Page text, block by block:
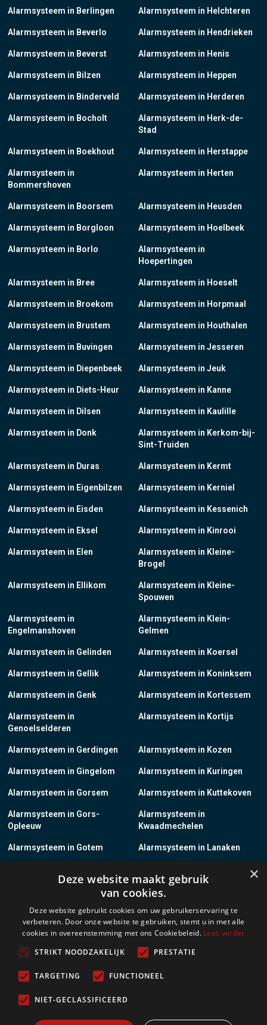
Alarmsysteem in Berlingen
Alarmsysteem in Beverlo
Alarmsysteem in Beverst
Alarmsysteem in Bilzen
Alarmsysteem in Binderveld
Alarmsysteem in Bocholt
Alarmsysteem in Boekhout
Alarmsysteem in
Bommershoven
Alarmsysteem in Boorsem
Alarmsysteem in Borgloon
Alarmsysteem in Borlo
Alarmsysteem in Bree
Alarmsysteem in Broekom
Alarmsysteem in Brustem
Alarmsysteem in Buvingen
Alarmsysteem in Diepenbeek
Alarmsysteem in Diets-Heur
Alarmsysteem in Dilsen
Alarmsysteem in Donk
Alarmsysteem in Duras
Alarmsysteem in Eigenbilzen
Alarmsysteem in Eisden
Alarmsysteem in Eksel
Alarmsysteem in Elen
Alarmsysteem in Ellikom
Alarmsysteem in
Engelmanshoven
Alarmsysteem in Gelinden
Alarmsysteem in Gellik
Alarmsysteem in Genk
Alarmsysteem in
Genoelselderen
Alarmsysteem in Gerdingen
Alarmsysteem in Gingelom
Alarmsysteem in Gorsem
Alarmsysteem in Gors-
Opleeuw
Alarmsysteem in Gotem
Alarmsysteem in Grote-
Brogel
Alarmsysteem in Grote-
Spouwen
Alarmsysteem in Helchteren
Alarmsysteem in Hendrieken
Alarmsysteem in Henis
Alarmsysteem in Heppen
Alarmsysteem in Herderen
Alarmsysteem in Herk-de-
Stad
Alarmsysteem in Herstappe
Alarmsysteem in Herten
Alarmsysteem in Heusden
Alarmsysteem in Hoelbeek
Alarmsysteem in
Hoepertingen
Alarmsysteem in Hoeselt
Alarmsysteem in Horpmaal
Alarmsysteem in Houthalen
Alarmsysteem in Jesseren
Alarmsysteem in Jeuk
Alarmsysteem in Kanne
Alarmsysteem in Kaulille
Alarmsysteem in Kerkom-bij-
Sint-Truiden
Alarmsysteem in Kermt
Alarmsysteem in Kerniel
Alarmsysteem in Kessenich
Alarmsysteem in Kinrooi
Alarmsysteem in Kleine-
Brogel
Alarmsysteem in Kleine-
Spouwen
Alarmsysteem in Klein-
Gelmen
Alarmsysteem in Koersel
Alarmsysteem in Koninksem
Alarmsysteem in Kortessem
Alarmsysteem in Kortijs
Alarmsysteem in Kozen
Alarmsysteem in Kuringen
Alarmsysteem in Kuttekoven
Alarmsysteem in
Kwaadmechelen
Alarmsysteem in Lanaken
Alarmsysteem in
Leopoldsburg
Alarmsysteem in Leut
×
Deze website maakt gebruik
van cookies.
Deze website gebruikt cookies om uw gebruikerservaring te
verbeteren. Door onze website te gebruiken, stemt u in met alle
cookies in overeenstemming met ons Cookiebeleid. Lees verder
STRIKT NOODZAKELIJK
PRESTATIE
TARGETING FUNCTIONEEL
NIET-GECLASSIFICEERD